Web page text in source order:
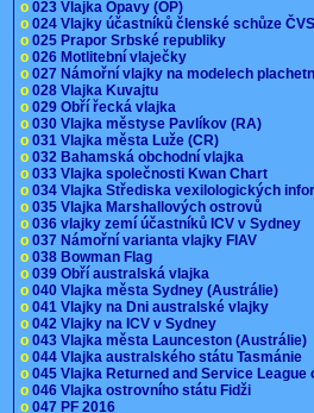
o 023 Vlajka Opavy (OP)
o 024 Vlajky účastníků členské schůze
o 025 Prapor Srbské republiky
o 026 Motlitební vlaječky
o 027 Námořní vlajky na modelech
o 028 Vlajka Kuvajtu
o 029 Obří řecká vlajka
o 030 Vlajka městyse Pavlíkov (RA)
o 031 Vlajka města Luže (CR)
o 032 Bahamská obchodní vlajka
o 033 Vlajka společnosti Kwan Chart
o 034 Vlajka Střediska vexilologických
o 035 Vlajka Marshallových ostrovů
o 036 vlajky zemí účastníků ICV v Sydney
o 037 Námořní varianta vlajky FIAV
o 038 Bowman Flag
o 039 Obří australská vlajka
o 040 Vlajka města Sydney (Austrálie)
o 041 Vlajky na Dni australské vlajky
o 042 Vlajky na ICV v Sydney
o 043 Vlajka města Launceston (Austrálie)
o 044 Vlajka australského státu Tasmánie
o 045 Vlajka Returned and Service
o 046 Vlajka ostrovního státu Fidži
o 047 PF 2016